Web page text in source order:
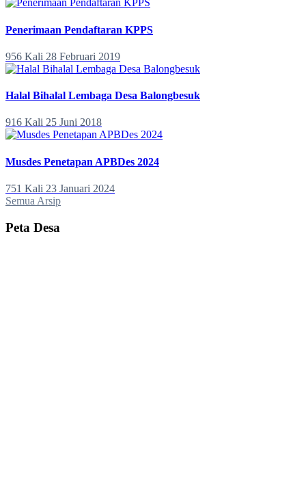
Penerimaan Pendaftaran KPPS
956 Kali 28 Februari 2019
Halal Bihalal Lembaga Desa Balongbesuk
916 Kali 25 Juni 2018
Musdes Penetapan APBDes 2024
751 Kali 23 Januari 2024
Semua Arsip
Peta Desa